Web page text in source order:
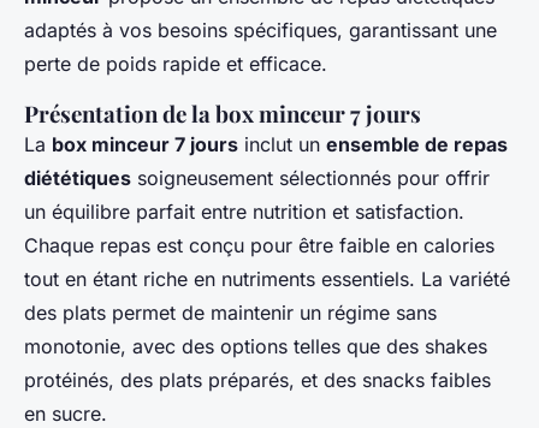
adaptés à vos besoins spécifiques, garantissant une
perte de poids rapide et efficace.
Présentation de la box minceur 7 jours
La box minceur 7 jours inclut un ensemble de repas
diététiques soigneusement sélectionnés pour offrir
un équilibre parfait entre nutrition et satisfaction.
Chaque repas est conçu pour être faible en calories
tout en étant riche en nutriments essentiels. La variété
des plats permet de maintenir un régime sans
monotonie, avec des options telles que des shakes
protéinés, des plats préparés, et des snacks faibles
en sucre.